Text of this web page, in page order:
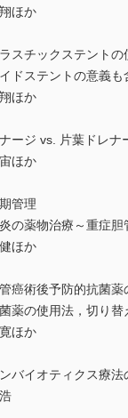
ほか
スチックステントの
ドステントの意義も
ほか
ージ vs. 片葉ドレナ
ほか
管理
の薬物治療～重症胆
ほか
癌術後予防的抗菌薬
薬の使用法，切り替
ほか
バイオティクス療法